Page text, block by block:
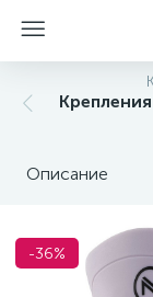
Описание
-36%